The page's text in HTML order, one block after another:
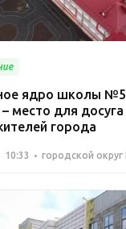
ядро школы
место для досуга
города
10:33 городской округ